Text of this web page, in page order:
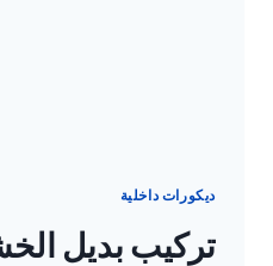
ديكورات داخلية
تركيب بديل